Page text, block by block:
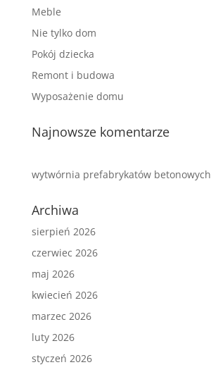
Meble
Nie tylko dom
Pokój dziecka
Remont i budowa
Wyposażenie domu
Najnowsze komentarze
wytwórnia prefabrykatów betonowych
Archiwa
sierpień 2026
czerwiec 2026
maj 2026
kwiecień 2026
marzec 2026
luty 2026
styczeń 2026